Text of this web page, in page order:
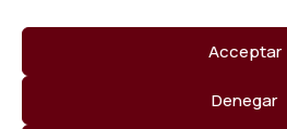
Acceptar
Denegar
Política de